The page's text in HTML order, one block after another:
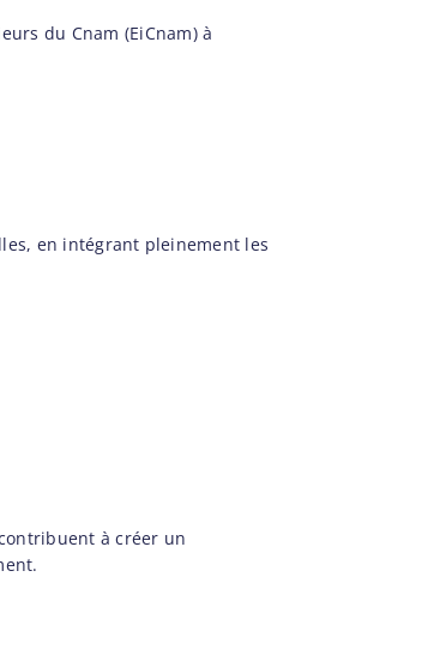
du Cnam (EiCnam) à
en intégrant pleinement les
à créer un